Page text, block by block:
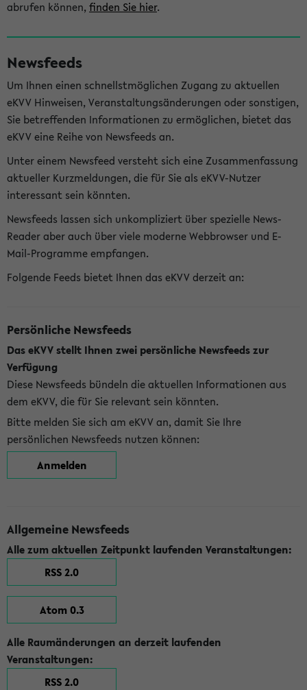
abrufen können, finden Sie hier.
Newsfeeds
Um Ihnen einen schnellstmöglichen Zugang zu aktuellen
eKVV Hinweisen, Veranstaltungsänderungen oder sonstigen,
Sie betreffenden Informationen zu ermöglichen, bietet das
eKVV eine Reihe von Newsfeeds an.
Unter einem Newsfeed versteht sich eine Zusammenfassung
aktueller Kurzmeldungen, die für Sie als eKVV-Nutzer
interessant sein könnten.
Newsfeeds lassen sich unkompliziert über spezielle News-
Reader aber auch über viele moderne Webbrowser und E-
Mail-Programme empfangen.
Folgende Feeds bietet Ihnen das eKVV derzeit an:
Persönliche Newsfeeds
Das eKVV stellt Ihnen zwei persönliche Newsfeeds zur
Verfügung
Diese Newsfeeds bündeln die aktuellen Informationen aus
dem eKVV, die für Sie relevant sein könnten.
Bitte melden Sie sich am eKVV an, damit Sie Ihre
persönlichen Newsfeeds nutzen können:
Anmelden
Allgemeine Newsfeeds
Alle zum aktuellen Zeitpunkt laufenden Veranstaltungen:
RSS 2.0
Atom 0.3
Alle Raumänderungen an derzeit laufenden
Veranstaltungen:
RSS 2.0